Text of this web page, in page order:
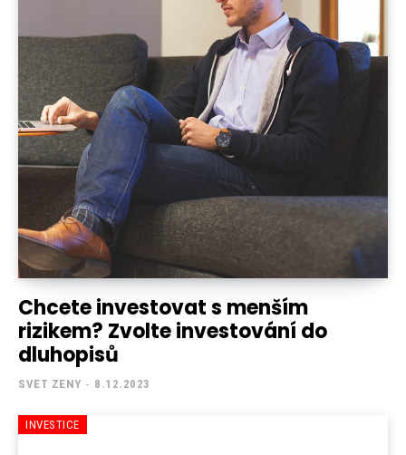
Chcete investovat s menším
rizikem? Zvolte investování do
dluhopisů
SVET ZENY - 8.12.2023
INVESTICE